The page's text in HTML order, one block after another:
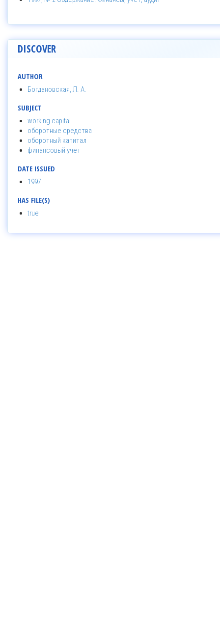
DISCOVER
AUTHOR
Богдановская, Л. А.
SUBJECT
working capital
оборотные средства
оборотный капитал
финансовый учет
DATE ISSUED
1997
HAS FILE(S)
true